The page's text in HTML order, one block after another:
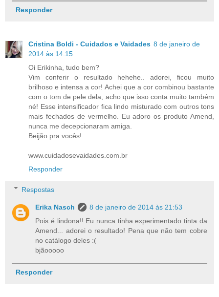
Responder
Cristina Boldi - Cuidados e Vaidades 8 de janeiro de
2014 às 14:15
Oi Erikinha, tudo bem?
Vim conferir o resultado hehehe.. adorei, ficou muito
brilhoso e intensa a cor! Achei que a cor combinou bastante
com o tom de pele dela, acho que isso conta muito também
né! Esse intensificador fica lindo misturado com outros tons
mais fechados de vermelho. Eu adoro os produto Amend,
nunca me decepcionaram amiga.
Beijão pra vocês!
www.cuidadosevaidades.com.br
Responder
Respostas
Erika Nasch
8 de janeiro de 2014 às 21:53
Pois é lindona!! Eu nunca tinha experimentado tinta da
Amend... adorei o resultado! Pena que não tem cobre
no catálogo deles :(
bjãooooo
Responder